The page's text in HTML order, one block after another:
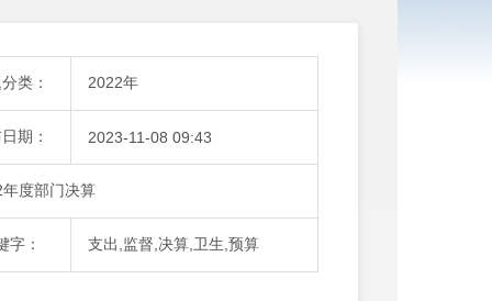
类： 2022年
期： 2023-11-08 09:43
度部门决算
字： 支出,监督,决算,卫生,预算